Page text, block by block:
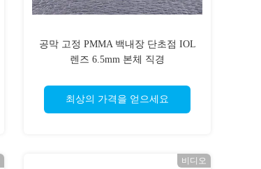
공막 고정 PMMA 백내장 단초점 IOL
렌즈 6.5mm 본체 직경
최상의 가격을 얻으세요
비디오